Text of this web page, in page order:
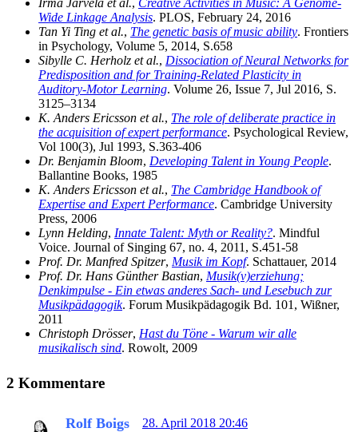
Irma Järvelä et al., Creative Activities in Music: A Genome-
Wide Linkage Analysis. PLOS, February 24, 2016
Tan Yi Ting et al., The genetic basis of music ability. Frontiers
in Psychology, Volume 5, 2014, S.658
Sibylle C. Herholz et al., Dissociation of Neural Networks for
Predisposition and for Training-Related Plasticity in
Auditory-Motor Learning. Volume 26, Issue 7, Jul 2016, S.
3125–3134
K. Anders Ericsson et al., The role of deliberate practice in
the acquisition of expert performance. Psychological Review,
Vol 100(3), Jul 1993, S.363-406
Dr. Benjamin Bloom, Developing Talent in Young People.
Ballantine Books, 1985
K. Anders Ericsson et al., The Cambridge Handbook of
Expertise and Expert Performance. Cambridge University
Press, 2006
Lynn Helding, Innate Talent: Myth or Reality?. Mindful
Voice. Journal of Singing 67, no. 4, 2011, S.451-58
Prof. Dr. Manfred Spitzer, Musik im Kopf. Schattauer, 2014
Prof. Dr. Hans Günther Bastian, Musik(v)erziehung;
Denkimpulse - Ein etwas anderes Sach- und Lesebuch zur
Musikpädagogik. Forum Musikpädagogik Bd. 101, Wißner,
2011
Christoph Drösser, Hast du Töne - Warum wir alle
musikalisch sind. Rowolt, 2009
2 Kommentare
Rolf Boigs 28. April 2018 20:46